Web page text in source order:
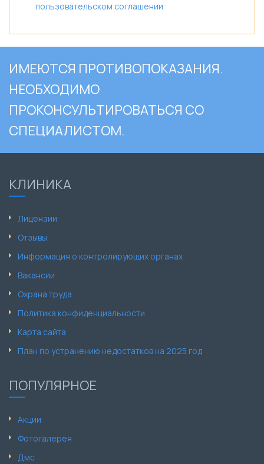
пользовательском соглашении
ИМЕЮТСЯ ПРОТИВОПОКАЗАНИЯ.
НЕОБХОДИМО
ПРОКОНСУЛЬТИРОВАТЬСЯ СО
СПЕЦИАЛИСТОМ.
КЛИНИКА
Лицензии
Отзывы
Информация о контролирующих органах
Вакансии
Охрана труда
Политика конфиденциальности
Карта сайта
План по устранению недостатков на 2025 год
ПОПУЛЯРНОЕ
Акции
Фотогалерея
Дмс